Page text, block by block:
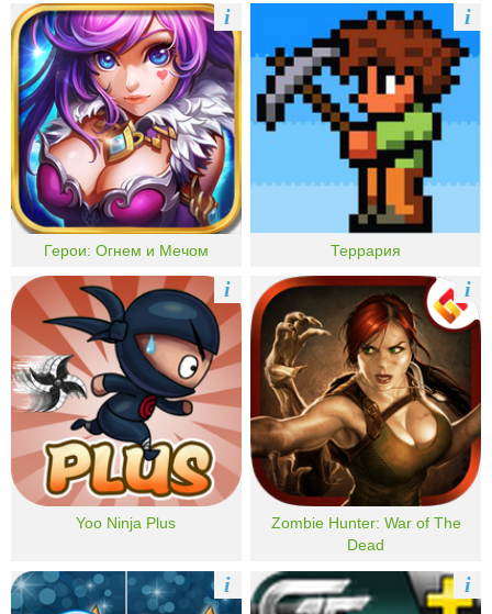
Герои: Огнем и Мечом
i
Террария
i
Yoo Ninja Plus
i
Zombie Hunter: War of The
Dead
i
i i